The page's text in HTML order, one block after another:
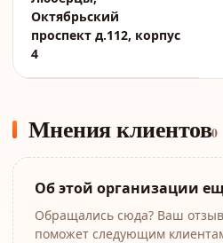
Октябрьский
проспект д.112, корпус
4
Мнения клиентов0
Об этой организации
Обращались сюда? Ваш
поможет следующим